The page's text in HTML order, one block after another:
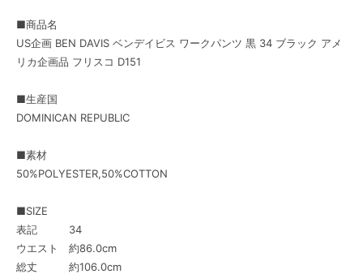
■商品名
US企画 BEN DAVIS ベンデイビス ワークパンツ 黒 34 ブラック アメ
リカ企画品 フリスコ D151
■生産国
DOMINICAN REPUBLIC
■素材
50%POLYESTER,50%COTTON
■SIZE
表記 34
ウエスト 約86.0cm
総丈 約106.0cm